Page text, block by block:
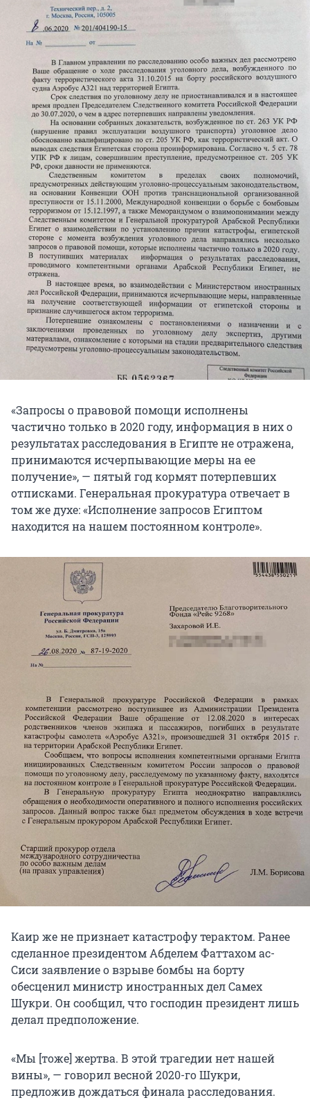
«Запросы о правовой помощи исполнены
частично только в 2020 году, информация в них о
результатах расследования в Египте не отражена,
принимаются исчерпывающие меры на ее
получение», — пятый год кормят потерпевших
отписками. Генеральная прокуратура отвечает в
том же духе: «Исполнение запросов Египтом
находится на нашем постоянном контроле».
Каир же не признает катастрофу терактом. Ранее
сделанное президентом Абделем Фаттахом ас-
Сиси заявление о взрыве бомбы на борту
обесценил министр иностранных дел Самех
Шукри. Он сообщил, что господин президент лишь
делал предположение.
«Мы [тоже] жертва. В этой трагедии нет нашей
вины», — говорил весной 2020-го Шукри,
предложив дождаться финала расследования.